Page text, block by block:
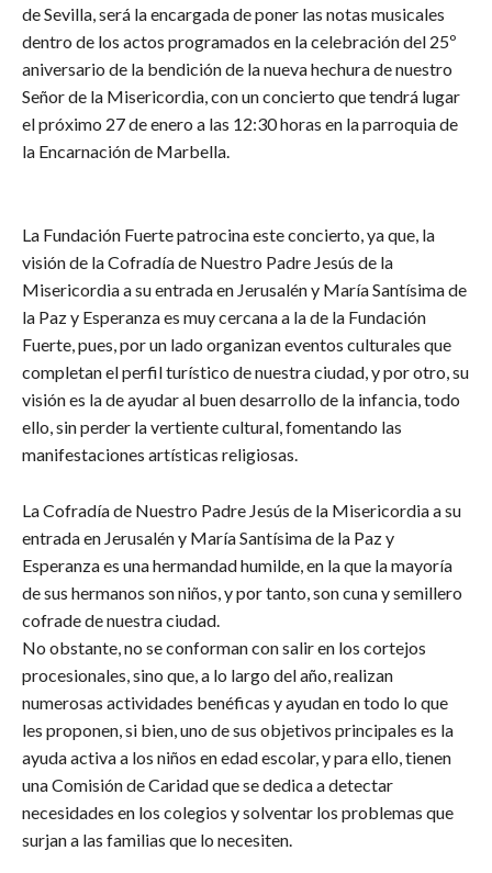
de Sevilla, será la encargada de poner las notas musicales
dentro de los actos programados en la celebración del 25º
aniversario de la bendición de la nueva hechura de nuestro
Señor de la Misericordia, con un concierto que tendrá lugar
el próximo 27 de enero a las 12:30 horas en la parroquia de
la Encarnación de Marbella.
La Fundación Fuerte patrocina este concierto, ya que, la
visión de la Cofradía de Nuestro Padre Jesús de la
Misericordia a su entrada en Jerusalén y María Santísima de
la Paz y Esperanza es muy cercana a la de la Fundación
Fuerte, pues, por un lado organizan eventos culturales que
completan el perfil turístico de nuestra ciudad, y por otro, su
visión es la de ayudar al buen desarrollo de la infancia, todo
ello, sin perder la vertiente cultural, fomentando las
manifestaciones artísticas religiosas.
La Cofradía de Nuestro Padre Jesús de la Misericordia a su
entrada en Jerusalén y María Santísima de la Paz y
Esperanza es una hermandad humilde, en la que la mayoría
de sus hermanos son niños, y por tanto, son cuna y semillero
cofrade de nuestra ciudad.
No obstante, no se conforman con salir en los cortejos
procesionales, sino que, a lo largo del año, realizan
numerosas actividades benéficas y ayudan en todo lo que
les proponen, si bien, uno de sus objetivos principales es la
ayuda activa a los niños en edad escolar, y para ello, tienen
una Comisión de Caridad que se dedica a detectar
necesidades en los colegios y solventar los problemas que
surjan a las familias que lo necesiten.